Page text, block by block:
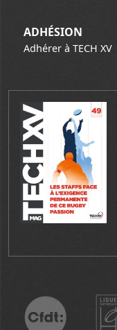
ADHÉSION
Adhérer à TECH XV